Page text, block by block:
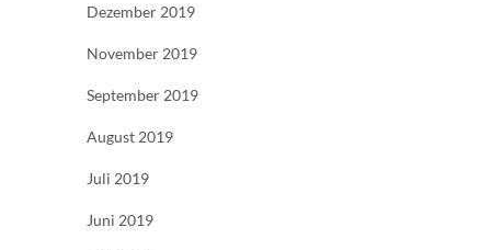
Dezember 2019
November 2019
September 2019
August 2019
Juli 2019
Juni 2019